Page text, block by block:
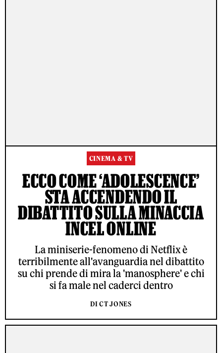
CINEMA & TV
ECCO COME ‘ADOLESCENCE’
STA ACCENDENDO IL
DIBATTITO SULLA MINACCIA
INCEL ONLINE
La miniserie-fenomeno di Netflix è
terribilmente all'avanguardia nel dibattito
su chi prende di mira la 'manosphere' e chi
si fa male nel caderci dentro
DI CT JONES